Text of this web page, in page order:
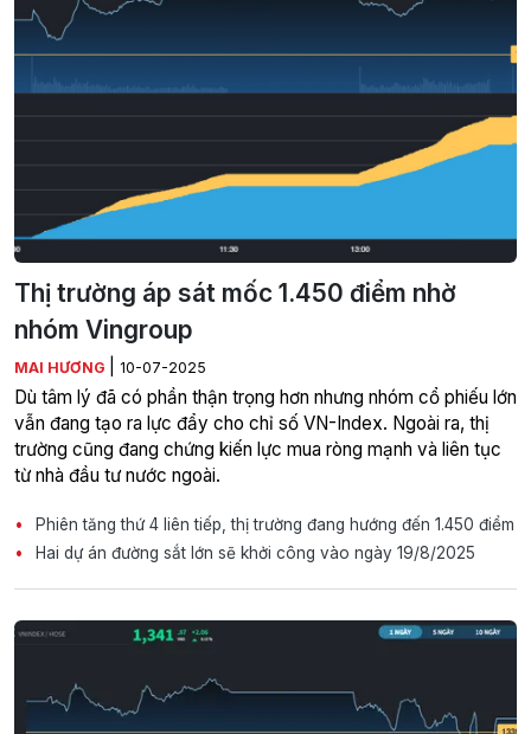
Thị trường áp sát mốc 1.450 điểm nhờ
nhóm Vingroup
MAI HƯƠNG 10-07-2025
Dù tâm lý đã có phần thận trọng hơn nhưng nhóm cổ phiếu lớn
vẫn đang tạo ra lực đẩy cho chỉ số VN-Index. Ngoài ra, thị
trường cũng đang chứng kiến lực mua ròng mạnh và liên tục
từ nhà đầu tư nước ngoài.
Phiên tăng thứ 4 liên tiếp, thị trường đang hướng đến 1.450 điểm
Hai dự án đường sắt lớn sẽ khởi công vào ngày 19/8/2025